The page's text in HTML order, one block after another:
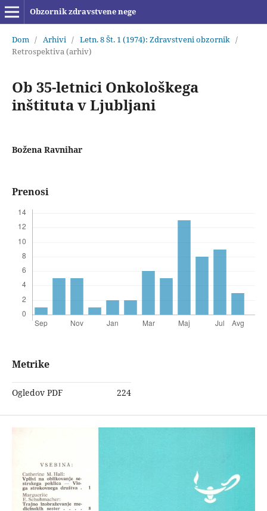
Obzornik zdravstvene nege
Dom / Arhivi / Letn. 8 Št. 1 (1974): Zdravstveni obzornik /
Retrospektiva (arhiv)
Ob 35-letnici Onkološkega
inštituta v Ljubljani
Božena Ravnihar
Prenosi
Metrike
Ogledov PDF 224